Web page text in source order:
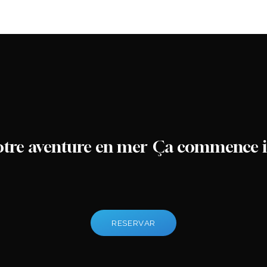
aventure en mer Ça commence
RESERVAR